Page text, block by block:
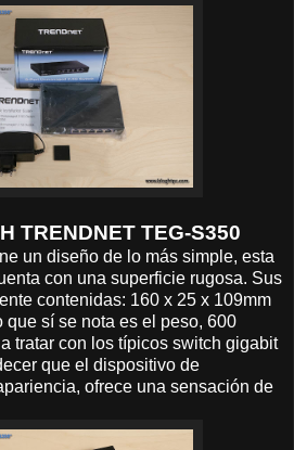
TRENDNET TEG-S350
un diseño de lo más simple, esta
con una superficie rugosa. Sus
contenidas: 160 x 25 x 109mm
que sí se nota es el peso, 600
tratar con los típicos switch gigabit
que el dispositivo de
ofrece una sensación de